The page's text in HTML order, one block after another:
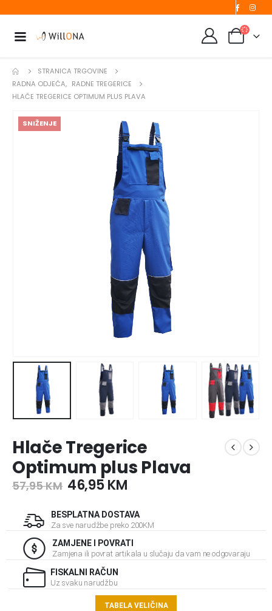
STRANICA TRGOVINE
RADNA ODJEĆA, RADNE TREGERICE
HLAČE TREGERICE OPTIMUM PLUS PLAVA
SNIŽENJE
Hlače Tregerice
Optimum plus Plava
57,95KM 46,95KM
BESPLATNA DOSTAVA
Za sve narudžbe preko 200KM
ZAMJENE I POVRATI
Zamjena ili povrat artikala u slučaju da vam ne odgovaraju
FISKALNI RAČUN
Uz svaku narudžbu
TABELA VELIČINA